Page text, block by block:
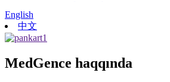
English
中文
MedGence haqqında